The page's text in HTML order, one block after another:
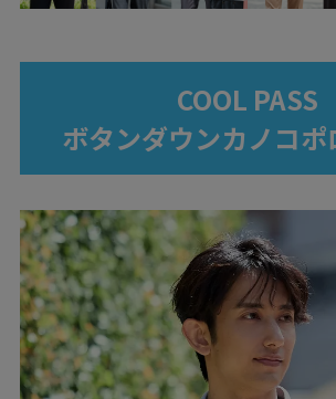
COOL PASS
ボタンダウンカノコポ